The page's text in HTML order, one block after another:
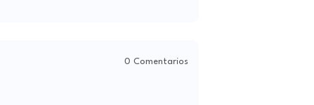
0 Comentarios